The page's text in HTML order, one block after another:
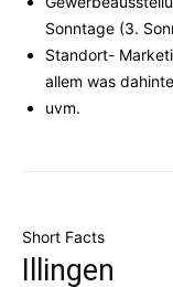
Sonntage (3.
Standort-
allem was
uvm.
Short Facts
Illingen